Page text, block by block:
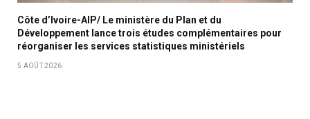
Côte d’Ivoire-AIP/ Le ministère du Plan et du
Développement lance trois études complémentaires pour
réorganiser les services statistiques ministériels
5 AOÛT 2026